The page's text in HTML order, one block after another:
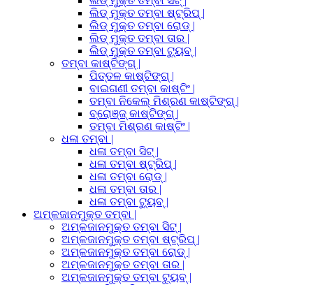
ଲିଡ୍ ମୁକ୍ତ ତମ୍ବା ଷ୍ଟ୍ରିପ୍ |
ଲିଡ୍ ମୁକ୍ତ ତମ୍ବା ରୋଡ୍ |
ଲିଡ୍ ମୁକ୍ତ ତମ୍ବା ତାର |
ଲିଡ୍ ମୁକ୍ତ ତମ୍ବା ଟ୍ୟୁବ୍ |
ତମ୍ବା କାଷ୍ଟିଙ୍ଗ୍ |
ପିତ୍ତଳ କାଷ୍ଟିଙ୍ଗ୍ |
ବାଇଗଣୀ ତମ୍ବା କାଷ୍ଟିଂ |
ତମ୍ବା ନିକେଲ୍ ମିଶ୍ରଣ କାଷ୍ଟିଙ୍ଗ୍ |
ବ୍ରୋଞ୍ଜ୍ କାଷ୍ଟିଙ୍ଗ୍ |
ତମ୍ବା ମିଶ୍ରଣ କାଷ୍ଟିଂ |
ଧଳା ତମ୍ବା |
ଧଳା ତମ୍ବା ସିଟ୍ |
ଧଳା ତମ୍ବା ଷ୍ଟ୍ରିପ୍ |
ଧଳା ତମ୍ବା ରୋଡ୍ |
ଧଳା ତମ୍ବା ତାର |
ଧଳା ତମ୍ବା ଟ୍ୟୁବ୍ |
ଅମ୍ଳଜାନମୁକ୍ତ ତମ୍ବା |
ଅମ୍ଳଜାନମୁକ୍ତ ତମ୍ବା ସିଟ୍ |
ଅମ୍ଳଜାନମୁକ୍ତ ତମ୍ବା ଷ୍ଟ୍ରିପ୍ |
ଅମ୍ଳଜାନମୁକ୍ତ ତମ୍ବା ରୋଡ୍ |
ଅମ୍ଳଜାନମୁକ୍ତ ତମ୍ବା ତାର |
ଅମ୍ଳଜାନମୁକ୍ତ ତମ୍ବା ଟ୍ୟୁବ୍ |